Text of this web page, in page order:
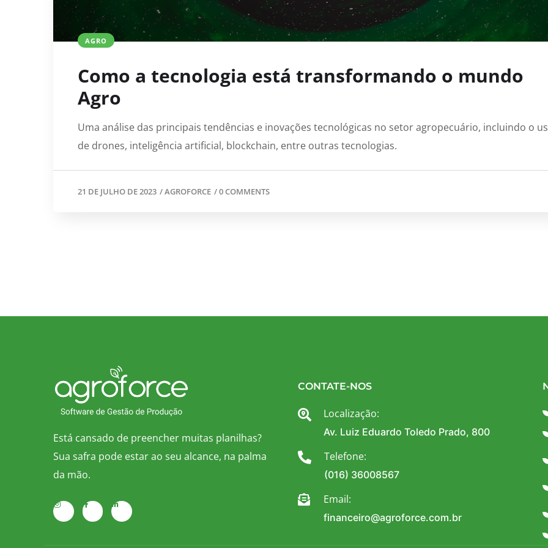
AGRO
Como a tecnologia está transformando o mundo
Agro
Uma análise das principais tendências e inovações tecnológicas no setor agropecuário, incluindo o
de drones, inteligência artificial, blockchain, entre outras tecnologias.
21 DE JULHO DE 2023 /AGROFORCE /0 COMMENTS
Está cansado de preencher muitas planilhas?
Sua safra pode estar ao seu alcance, na palma
da mão.
CONTATE-NOS
Localização:
Av. Luiz Eduardo Toledo Prado, 800
Telefone:
(016) 36008567
Email:
financeiro@agroforce.com.br